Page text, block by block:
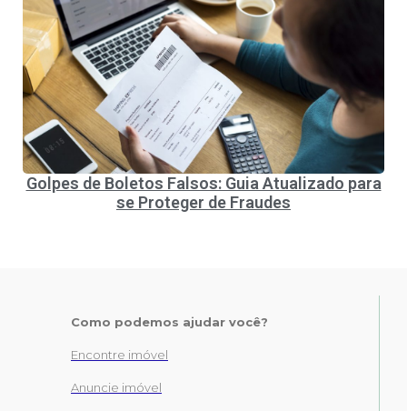
Golpes de Boletos Falsos: Guia Atualizado para
se Proteger de Fraudes
Como podemos ajudar você?
Encontre imóvel
Anuncie imóvel